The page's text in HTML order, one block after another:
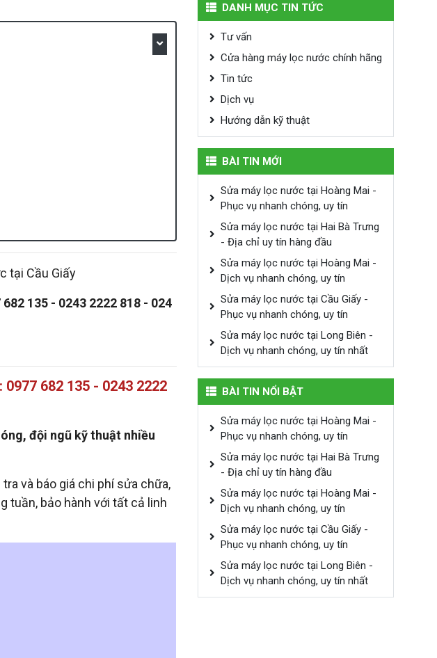
tại Cầu Giấy
135 - 0243 2222 818 - 024
682 135 - 0243 2222
đội ngũ kỹ thuật nhiều
và báo giá chi phí sửa chữa,
tuần, bảo hành với tất cả linh
DANH MỤC TIN TỨC
Tư vấn
Cửa hàng máy lọc nước chính hãng
Tin tức
Dịch vụ
Hướng dẫn kỹ thuật
BÀI TIN MỚI
Sửa máy lọc nước tại Hoàng Mai -
Phục vụ nhanh chóng, uy tín
Sửa máy lọc nước tại Hai Bà Trưng
- Địa chỉ uy tín hàng đầu
Sửa máy lọc nước tại Hoàng Mai -
Dịch vụ nhanh chóng, uy tín
Sửa máy lọc nước tại Cầu Giấy -
Phục vụ nhanh chóng, uy tín
Sửa máy lọc nước tại Long Biên -
Dịch vụ nhanh chóng, uy tín nhất
BÀI TIN NỔI BẬT
Sửa máy lọc nước tại Hoàng Mai -
Phục vụ nhanh chóng, uy tín
Sửa máy lọc nước tại Hai Bà Trưng
- Địa chỉ uy tín hàng đầu
Sửa máy lọc nước tại Hoàng Mai -
Dịch vụ nhanh chóng, uy tín
Sửa máy lọc nước tại Cầu Giấy -
Phục vụ nhanh chóng, uy tín
Sửa máy lọc nước tại Long Biên -
Dịch vụ nhanh chóng, uy tín nhất